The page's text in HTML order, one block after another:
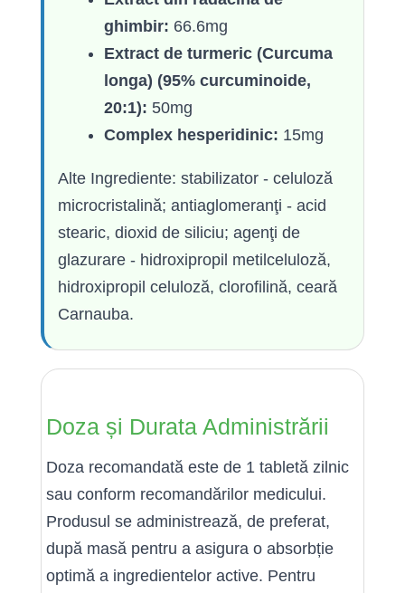
ghimbir: 66.6mg
Extract de turmeric (Curcuma
longa) (95% curcuminoide,
20:1): 50mg
Complex hesperidinic: 15mg
Alte Ingrediente: stabilizator - celuloză
microcristalină; antiaglomeranţi - acid
stearic, dioxid de siliciu; agenţi de
glazurare - hidroxipropil metilceluloză,
hidroxipropil celuloză, clorofilină, ceară
Carnauba.
Doza și Durata Administrării
Doza recomandată este de 1 tabletă zilnic
sau conform recomandărilor medicului.
Produsul se administrează, de preferat,
după masă pentru a asigura o absorbție
optimă a ingredientelor active. Pentru